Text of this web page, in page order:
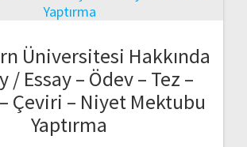
Üniversitesi Hakkında
/ Essay – Ödev – Tez –
Çeviri – Niyet Mektubu
Yaptırma